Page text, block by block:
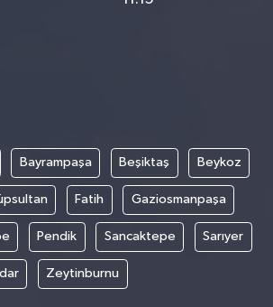
Bayrampaşa Beşiktaş Beykoz
Fatih Gaziosmanpaşa
Pendik Sancaktepe Sarıyer
Zeytinburnu